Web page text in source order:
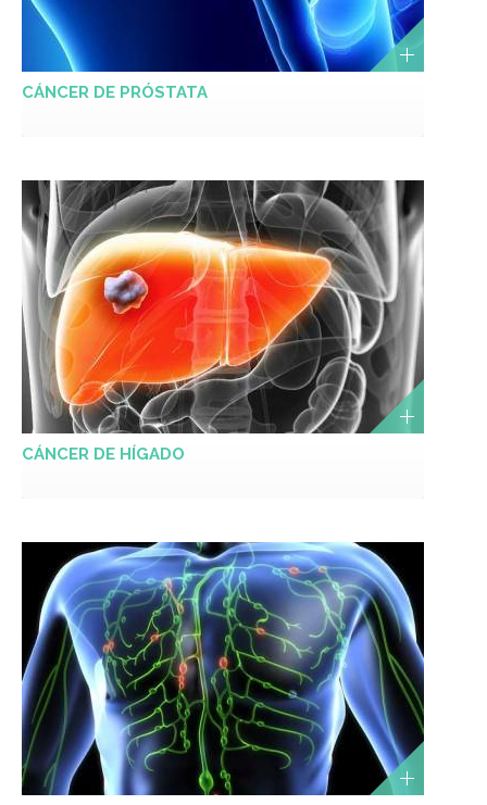
CÁNCER DE PRÓSTATA
CÁNCER DE HÍGADO